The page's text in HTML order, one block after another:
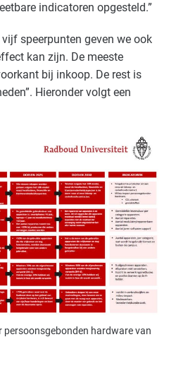
indicatoren opgesteld.”
speerpunten geven we ook
kan zijn. De meeste
bij inkoop. De rest is
Hieronder volgt een
hardware van